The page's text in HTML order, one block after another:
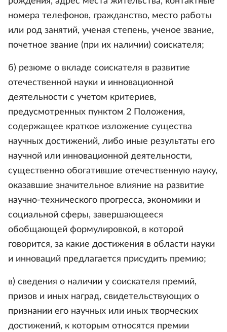
номера телефонов, гражданство, место работы
или род занятий, ученая степень, ученое звание,
почетное звание (при их наличии) соискателя;
б) резюме о вкладе соискателя в развитие
отечественной науки и инновационной
деятельности с учетом критериев,
предусмотренных пунктом 2 Положения,
содержащее краткое изложение существа
научных достижений, либо иные результаты его
научной или инновационной деятельности,
существенно обогатившие отечественную науку,
оказавшие значительное влияние на развитие
научно-технического прогресса, экономики и
социальной сферы, завершающееся
обобщающей формулировкой, в которой
говорится, за какие достижения в области науки
и инноваций предлагается присудить премию;
в) сведения о наличии у соискателя премий,
призов и иных наград, свидетельствующих о
признании его научных или иных творческих
достижений, к которым относятся премии